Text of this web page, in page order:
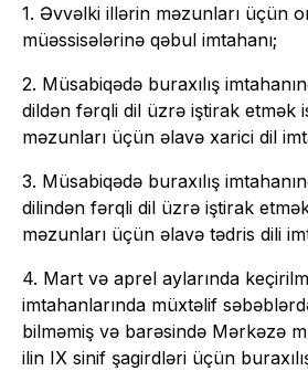
1. Əvvəlki illərin məzunları üçün
müəssisələrinə qəbul imtahanı;
2. Müsabiqədə buraxılış
dildən fərqli dil üzrə iştirak etmək
məzunları üçün əlavə xarici dil
3. Müsabiqədə buraxılış
dilindən fərqli dil üzrə iştirak
məzunları üçün əlavə tədris dili
4. Mart və aprel aylarında
imtahanlarında müxtəlif
bilməmiş və barəsində Mərkəzə
ilin IX sinif şagirdləri üçün